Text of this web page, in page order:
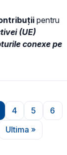
pentru
(UE)
conexe pe
Pagina
4
Pagina
5 6
Ultima
Ultima »